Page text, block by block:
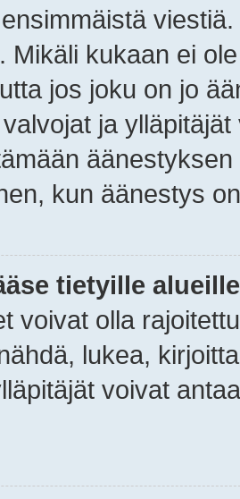
Mikäli kukaan ei
jos joku on jo
ja
kun äänestys
tietyille
voivat olla
lukea,
voivat